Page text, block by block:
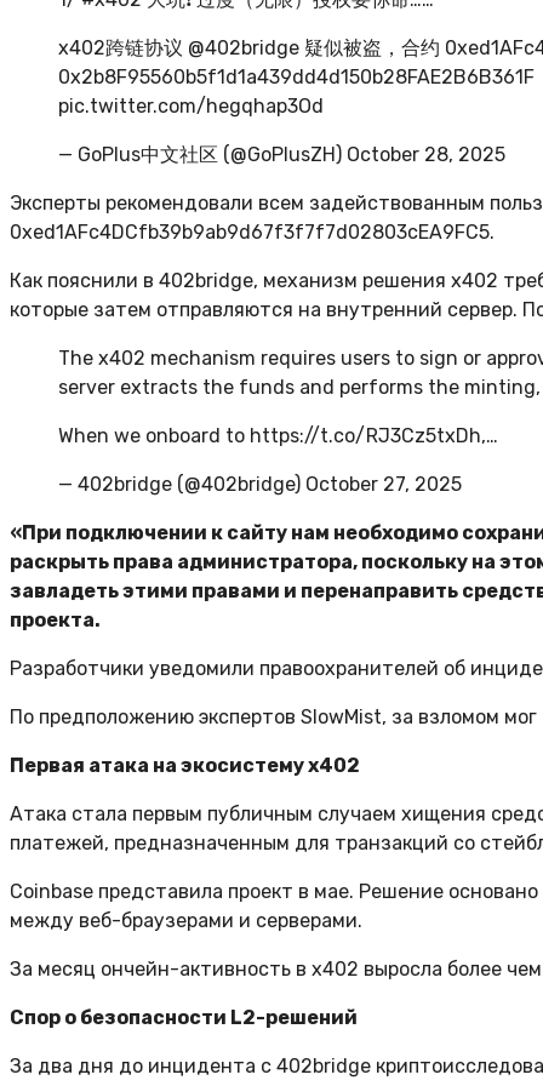
x402跨链协议 @402bridge 疑似被盗，合约
0x2b8F95560b5f1d1a439dd4d150b28FAE2B6B361F
pic.twitter.com/hegqhap3Od
— GoPlus中文社区 (@GoPlusZH) October 28, 2025
Эксперты рекомендовали всем задействованным
0xed1AFc4DCfb39b9ab9d67f3f7f7d02803cEA9FC5.
Как пояснили в 402bridge, механизм решения x402
которые затем отправляются на внутренний сервер.
The x402 mechanism requires users to sign or
server extracts the funds and performs the
When we onboard to https://t.co/RJ3Cz5txDh,…
— 402bridge (@402bridge) October 27, 2025
«При подключении к сайту нам необходимо
раскрыть права администратора, поскольку на
завладеть этими правами и перенаправить
проекта.
Разработчики уведомили правоохранителей об
По предположению экспертов SlowMist, за взломом
Первая атака на экосистему x402
Атака стала первым публичным случаем хищения
платежей, предназначенным для транзакций со
Coinbase представила проект в мае. Решение
между веб-браузерами и серверами.
За месяц ончейн-активность в x402 выросла более чем
Спор о безопасности L2-решений
За два дня до инцидента с 402bridge